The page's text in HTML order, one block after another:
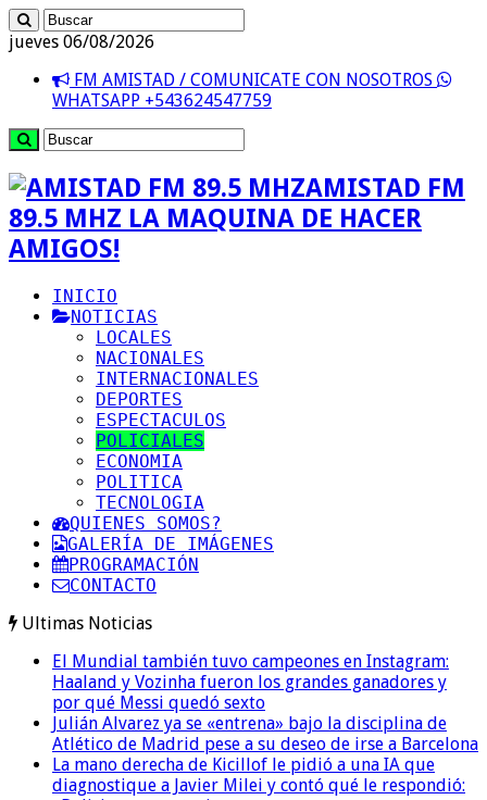
jueves 06/08/2026
FM AMISTAD / COMUNICATE CON NOSOTROS
WHATSAPP +543624547759
AMISTAD FM
89.5 MHZ LA MAQUINA DE HACER
AMIGOS!
INICIO
NOTICIAS
LOCALES
NACIONALES
INTERNACIONALES
DEPORTES
ESPECTACULOS
POLICIALES
ECONOMIA
POLITICA
TECNOLOGIA
QUIENES SOMOS?
GALERÍA DE IMÁGENES
PROGRAMACIÓN
CONTACTO
Ultimas Noticias
El Mundial también tuvo campeones en Instagram:
Haaland y Vozinha fueron los grandes ganadores y
por qué Messi quedó sexto
Julián Alvarez ya se «entrena» bajo la disciplina de
Atlético de Madrid pese a su deseo de irse a Barcelona
La mano derecha de Kicillof le pidió a una IA que
diagnostique a Javier Milei y contó qué le respondió: